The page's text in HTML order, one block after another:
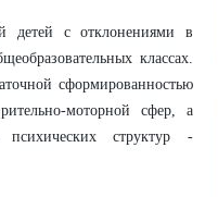
детей с отклонениями в
классах.
сформированностью
моторной сфер, а
структур -